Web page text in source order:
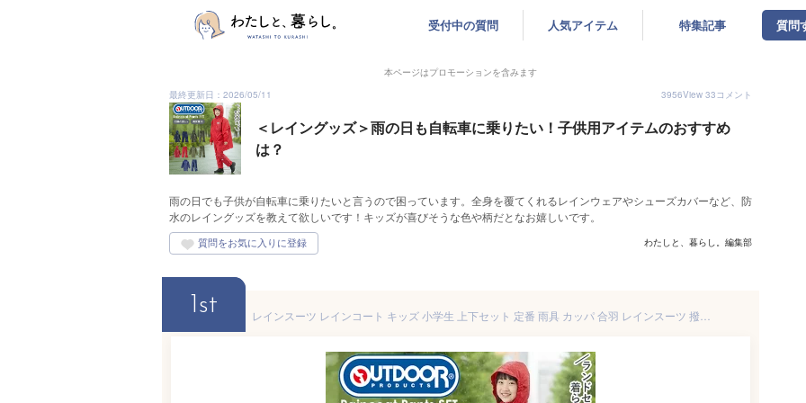
受付中の質問 人気アイテム 特集記事 質問
本ページはプロモーションを含みます
最終更新日：2026/05/11
3956View 33コメント
＜レイングッズ＞雨の日も自転車に乗りたい！子供用アイテムのおすすめ
は？
雨の日でも子供が自転車に乗りたいと言うので困っています。全身を覆てくれるレインウェアやシューズカバーなど、防
水のレイングッズを教えて欲しいです！キッズが喜びそうな色や柄だとなお嬉しいです。
わたしと、暮らし。編集部
1st